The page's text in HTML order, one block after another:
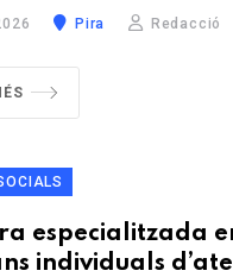
Pira Redacció
especialitzada
individuals